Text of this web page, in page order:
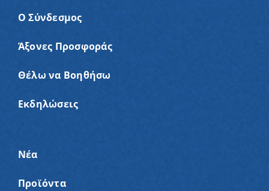
Ο Σύνδεσμος
Άξονες Προσφοράς
Θέλω να Βοηθήσω
Εκδηλώσεις
Νέα
Προϊόντα